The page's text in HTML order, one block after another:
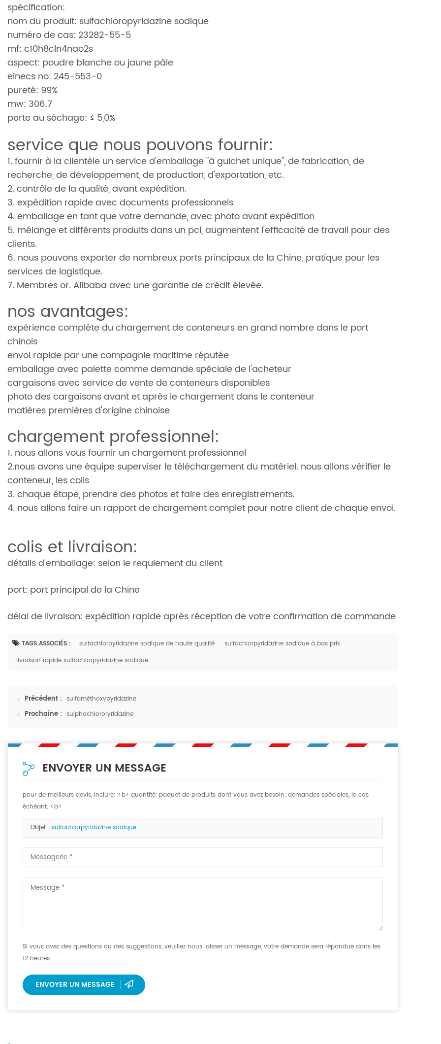
spécification:
nom du produit: sulfachloropyridazine sodique
numéro de cas: 23282-55-5
mf: c10h8cln4nao2s
aspect: poudre blanche ou jaune pâle
einecs no: 245-553-0
pureté: 99%
mw: 306.7
perte au séchage: ≤ 5,0%
service que nous pouvons fournir:
1. fournir à la clientèle un service d'emballage "à guichet unique", de fabrication, de
recherche, de développement, de production, d'exportation, etc.
2. contrôle de la qualité, avant expédition.
3. expédition rapide avec documents professionnels
4. emballage en tant que votre demande, avec photo avant expédition
5. mélange et différents produits dans un pcl, augmentent l'efficacité de travail pour des
clients.
6. nous pouvons exporter de nombreux ports principaux de la Chine, pratique pour les
services de logistique.
7. Membres or. Alibaba avec une garantie de crédit élevée.
nos avantages:
expérience complète du chargement de conteneurs en grand nombre dans le port
chinois
envoi rapide par une compagnie maritime réputée
emballage avec palette comme demande spéciale de l'acheteur
cargaisons avec service de vente de conteneurs disponibles
photo des cargaisons avant et après le chargement dans le conteneur
matières premières d'origine chinoise
chargement professionnel:
1. nous allons vous fournir un chargement professionnel
2.nous avons une équipe superviser le téléchargement du matériel. nous allons vérifier le
conteneur, les colis
3. chaque étape, prendre des photos et faire des enregistrements.
4. nous allons faire un rapport de chargement complet pour notre client de chaque envoi.
colis et livraison:
détails d'emballage: selon le requiement du client
port: port principal de la Chine
délai de livraison: expédition rapide après réception de votre confirmation de commande
TAGS ASSOCIÉS : sulfachlorpyridazine sodique de haute qualité
sulfachlorpyridazine sodique à bas prix
livraison rapide sulfachlorpyridazine sodique
Précédent : sulfaméthoxypyridazine
Prochaine : sulphachlororyridazine
ENVOYER UN MESSAGE
pour de meilleurs devis, inclure: <b> quantité; paquet de produits dont vous avez besoin; demandes spéciales, le cas
échéant. <b>
Objet : sulfachlorpyridazine sodique
Si vous avez des questions ou des suggestions, veuillez nous laisser un message, votre demande sera répondue dans les
12 heures.
ENVOYER UN MESSAGE